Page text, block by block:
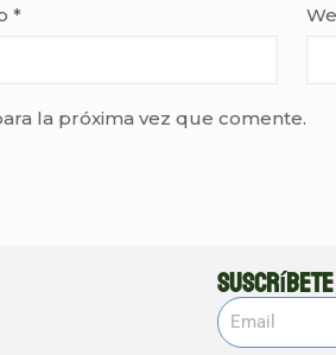
*
la próxima vez que comente.